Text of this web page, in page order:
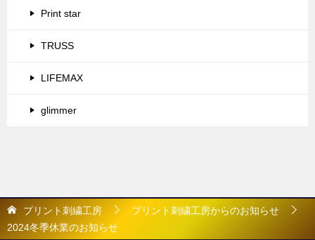
Print star
TRUSS
LIFEMAX
glimmer
プリント刺繍工房
プリント刺繍工房からのお知らせ
2024冬季休業のお知らせ